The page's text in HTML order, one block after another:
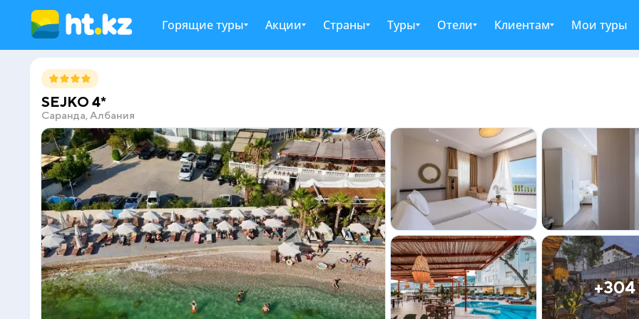
Горящие туры Акции Страны Туры Отели Клиентам Мои туры
SEJKO 4*
Саранда, Албания
+304